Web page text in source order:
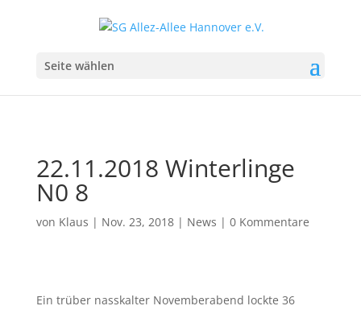
Seite wählen
22.11.2018 Winterlinge
N0 8
von Klaus | Nov. 23, 2018| News | 0 Kommentare
Ein trüber nasskalter Novemberabend lockte 36